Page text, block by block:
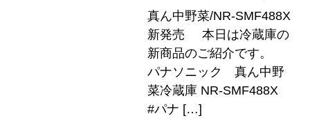
真ん中野菜/NR-SMF488X
新発売 本日は冷蔵庫の
新商品のご紹介です。
パナソニック 真ん中野
菜冷蔵庫 NR-SMF488X
#パナ […]